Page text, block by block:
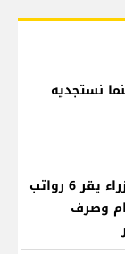
نستجديه
معلومات للـLBCI: مجلس الوزراء يقر 6 رواتب
وصرف